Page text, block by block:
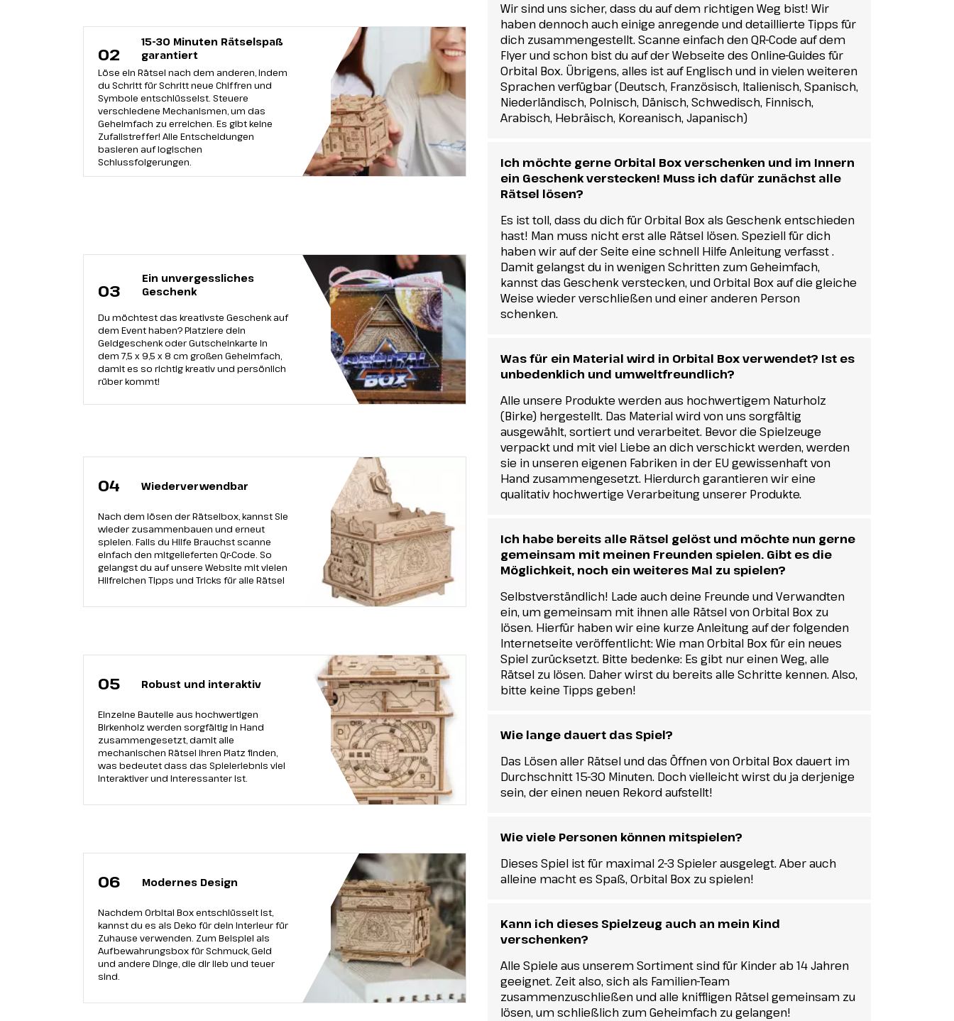
02
15-30 Minuten Rätselspaß
garantiert
Löse ein Rätsel nach dem anderen, indem
du Schritt für Schritt neue Chiffren und
Symbole entschlüsselst. Steuere
verschiedene Mechanismen, um das
Geheimfach zu erreichen. Es gibt keine
Zufallstreffer! Alle Entscheidungen
basieren auf logischen
Schlussfolgerungen.
03
Ein unvergessliches
Geschenk
Du möchtest das kreativste Geschenk auf
dem Event haben? Platziere dein
Geldgeschenk oder Gutscheinkarte In
dem 7,5 х 9,5 х 8 cm großen Geheimfach,
damit es so richtig kreativ und persönlich
rüber kommt!
04 Wiederverwendbar
Nach dem lösen der Rätselbox, kannst Sie
wieder zusammenbauen und erneut
spielen. Falls du Hilfe Brauchst scanne
einfach den mitgelieferten Qr-Code. So
gelangst du auf unsere Website mit vielen
Hilfreichen Tipps und Tricks für alle Rätsel
05 Robust und interaktiv
Einzelne Bauteile aus hochwertigen
Birkenholz werden sorgfältig in Hand
zusammengesetzt, damit alle
mechanischen Rätsel ihren Platz finden,
was bedeutet dass das Spielerlebnis viel
Interaktiver und Interessanter ist.
06 Modernes Design
Nachdem Orbital Box entschlüsselt ist,
kannst du es als Deko für dein Interieur für
Zuhause verwenden. Zum Beispiel als
Aufbewahrungsbox für Schmuck, Geld
und andere Dinge, die dir lieb und teuer
sind.
Wir sind uns sicher, dass du auf dem richtigen Weg bist! Wir
haben dennoch auch einige anregende und detaillierte Tipps für
dich zusammengestellt. Scanne einfach den QR-Code auf dem
Flyer und schon bist du auf der Webseite des Online-Guides für
Orbital Box. Übrigens, alles ist auf Englisch und in vielen weiteren
Sprachen verfügbar (Deutsch, Französisch, Italienisch, Spanisch,
Niederländisch, Polnisch, Dänisch, Schwedisch, Finnisch,
Arabisch, Hebräisch, Koreanisch, Japanisch)
Ich möchte gerne Orbital Box verschenken und im Innern
ein Geschenk verstecken! Muss ich dafür zunächst alle
Rätsel lösen?
Es ist toll, dass du dich für Orbital Box als Geschenk entschieden
hast! Man muss nicht erst alle Rätsel lösen. Speziell für dich
haben wir auf der Seite eine schnell Hilfe Anleitung verfasst .
Damit gelangst du in wenigen Schritten zum Geheimfach,
kannst das Geschenk verstecken, und Orbital Box auf die gleiche
Weise wieder verschließen und einer anderen Person
schenken.
Was für ein Material wird in Orbital Box verwendet? Ist es
unbedenklich und umweltfreundlich?
Alle unsere Produkte werden aus hochwertigem Naturholz
(Birke) hergestellt. Das Material wird von uns sorgfältig
ausgewählt, sortiert und verarbeitet. Bevor die Spielzeuge
verpackt und mit viel Liebe an dich verschickt werden, werden
sie in unseren eigenen Fabriken in der EU gewissenhaft von
Hand zusammengesetzt. Hierdurch garantieren wir eine
qualitativ hochwertige Verarbeitung unserer Produkte.
Ich habe bereits alle Rätsel gelöst und möchte nun gerne
gemeinsam mit meinen Freunden spielen. Gibt es die
Möglichkeit, noch ein weiteres Mal zu spielen?
Selbstverständlich! Lade auch deine Freunde und Verwandten
ein, um gemeinsam mit ihnen alle Rätsel von Orbital Box zu
lösen. Hierfür haben wir eine kurze Anleitung auf der folgenden
Internetseite veröffentlicht: Wie man Orbital Box für ein neues
Spiel zurücksetzt. Bitte bedenke: Es gibt nur einen Weg, alle
Rätsel zu lösen. Daher wirst du bereits alle Schritte kennen. Also,
bitte keine Tipps geben!
Wie lange dauert das Spiel?
Das Lösen aller Rätsel und das Öffnen von Orbital Box dauert im
Durchschnitt 15-30 Minuten. Doch vielleicht wirst du ja derjenige
sein, der einen neuen Rekord aufstellt!
Wie viele Personen können mitspielen?
Dieses Spiel ist für maximal 2-3 Spieler ausgelegt. Aber auch
alleine macht es Spaß, Orbital Box zu spielen!
Kann ich dieses Spielzeug auch an mein Kind
verschenken?
Alle Spiele aus unserem Sortiment sind für Kinder ab 14 Jahren
geeignet. Zeit also, sich als Familien-Team
zusammenzuschließen und alle kniffligen Rätsel gemeinsam zu
lösen, um schließlich zum Geheimfach zu gelangen!